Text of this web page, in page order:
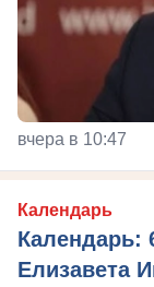
вчера в 10:47
Календарь
Календарь:
Елизавета